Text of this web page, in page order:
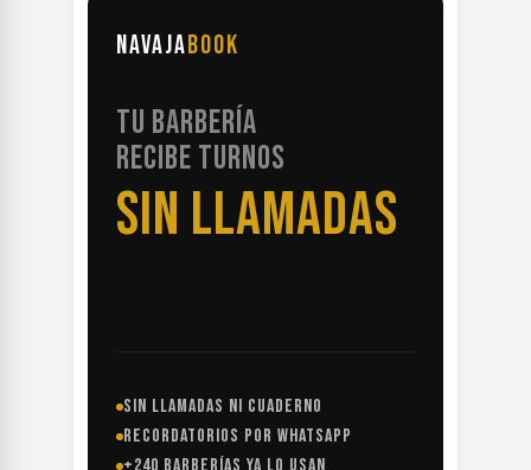
NAVAJABOOK
TU BARBERÍA
RECIBE TURNOS
SIN LLAMADAS
SIN LLAMADAS NI CUADERNO
RECORDATORIOS POR WHATSAPP